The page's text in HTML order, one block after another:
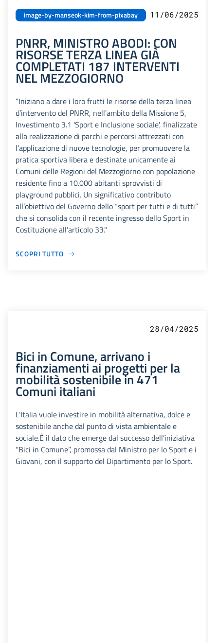
image-by-manseok-kim-from-pixabay 11/06/2025
PNRR, MINISTRO ABODI: CON
RISORSE TERZA LINEA GIÀ
COMPLETATI 187 INTERVENTI
NEL MEZZOGIORNO
“Iniziano a dare i loro frutti le risorse della terza linea
d’intervento del PNRR, nell’ambito della Missione 5,
Investimento 3.1 'Sport e Inclusione sociale', finalizzate
alla realizzazione di parchi e percorsi attrezzati con
l’applicazione di nuove tecnologie, per promuovere la
pratica sportiva libera e destinate unicamente ai
Comuni delle Regioni del Mezzogiorno con popolazione
residente fino a 10.000 abitanti sprovvisti di
playground pubblici. Un significativo contributo
all’obiettivo del Governo dello “sport per tutti e di tutti”
che si consolida con il recente ingresso dello Sport in
Costituzione all’articolo 33."
SCOPRI TUTTO
28/04/2025
Bici in Comune, arrivano i
finanziamenti ai progetti per la
mobilità sostenibile in 471
Comuni italiani
L’Italia vuole investire in mobilità alternativa, dolce e
sostenibile anche dal punto di vista ambientale e
sociale.È il dato che emerge dal successo dell’iniziativa
“Bici in Comune”, promossa dal Ministro per lo Sport e i
Giovani, con il supporto del Dipartimento per lo Sport.